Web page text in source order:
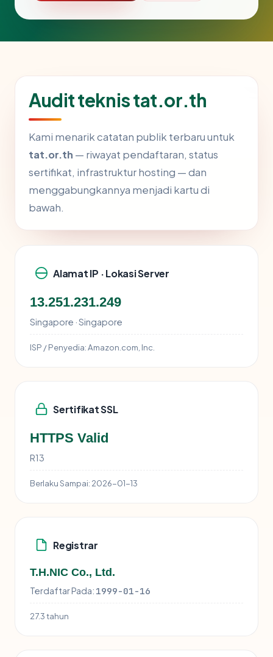
Audit teknis tat.or.th
Kami menarik catatan publik terbaru untuk
tat.or.th — riwayat pendaftaran, status
sertifikat, infrastruktur hosting — dan
menggabungkannya menjadi kartu di
bawah.
Alamat IP · Lokasi Server
13.251.231.249
Singapore · Singapore
ISP / Penyedia:Amazon.com, Inc.
Sertifikat SSL
HTTPS Valid
R13
Berlaku Sampai: 2026-01-13
Registrar
T.H.NIC Co., Ltd.
Terdaftar Pada: 1999-01-16
27.3 tahun